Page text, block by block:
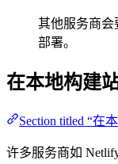
其他服务商会
部署。
在本地构建
Section titled “在
许多服务商如